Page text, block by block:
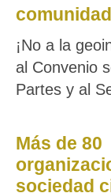
¡No a la
al Convenio
Partes y al
Más de 80
sociedad